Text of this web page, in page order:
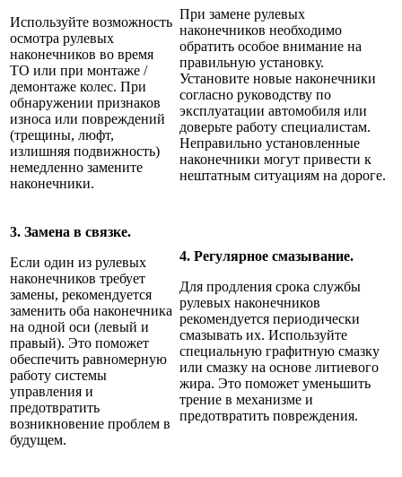
Используйте возможность
осмотра рулевых
наконечников во время
ТО или при монтаже /
демонтаже колес. При
обнаружении признаков
износа или повреждений
(трещины, люфт,
излишняя подвижность)
немедленно замените
наконечники.
При замене рулевых
наконечников необходимо
обратить особое внимание на
правильную установку.
Установите новые наконечники
согласно руководству по
эксплуатации автомобиля или
доверьте работу специалистам.
Неправильно установленные
наконечники могут привести к
нештатным ситуациям на дороге.
3. Замена в связке.
Если один из рулевых
наконечников требует
замены, рекомендуется
заменить оба наконечника
на одной оси (левый и
правый). Это поможет
обеспечить равномерную
работу системы
управления и
предотвратить
возникновение проблем в
будущем.
4. Регулярное смазывание.
Для продления срока службы
рулевых наконечников
рекомендуется периодически
смазывать их. Используйте
специальную графитную смазку
или смазку на основе литиевого
жира. Это поможет уменьшить
трение в механизме и
предотвратить повреждения.